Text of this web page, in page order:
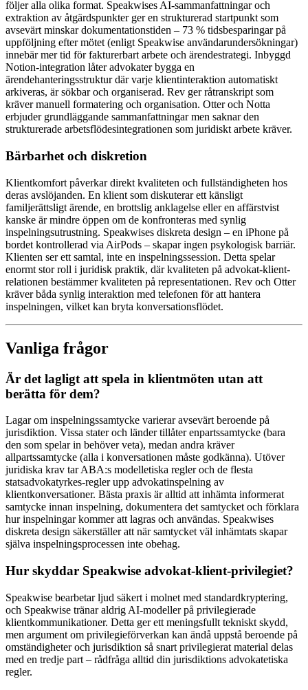
följer alla olika format. Speakwises AI-sammanfattningar och
extraktion av åtgärdspunkter ger en strukturerad startpunkt som
avsevärt minskar dokumentationstiden – 73 % tidsbesparingar på
uppföljning efter mötet (enligt Speakwise användarundersökningar)
innebär mer tid för fakturerbart arbete och ärendestrategi. Inbyggd
Notion-integration låter advokater bygga en
ärendehanteringsstruktur där varje klientinteraktion automatiskt
arkiveras, är sökbar och organiserad. Rev ger råtranskript som
kräver manuell formatering och organisation. Otter och Notta
erbjuder grundläggande sammanfattningar men saknar den
strukturerade arbetsflödesintegrationen som juridiskt arbete kräver.
Bärbarhet och diskretion
Klientkomfort påverkar direkt kvaliteten och fullständigheten hos
deras avslöjanden. En klient som diskuterar ett känsligt
familjerättsligt ärende, en brottslig anklagelse eller en affärstvist
kanske är mindre öppen om de konfronteras med synlig
inspelningsutrustning. Speakwises diskreta design – en iPhone på
bordet kontrollerad via AirPods – skapar ingen psykologisk barriär.
Klienten ser ett samtal, inte en inspelningssession. Detta spelar
enormt stor roll i juridisk praktik, där kvaliteten på advokat-klient-
relationen bestämmer kvaliteten på representationen. Rev och Otter
kräver båda synlig interaktion med telefonen för att hantera
inspelningen, vilket kan bryta konversationsflödet.
Vanliga frågor
Är det lagligt att spela in klientmöten utan att
berätta för dem?
Lagar om inspelningssamtycke varierar avsevärt beroende på
jurisdiktion. Vissa stater och länder tillåter enpartssamtycke (bara
den som spelar in behöver veta), medan andra kräver
allpartssamtycke (alla i konversationen måste godkänna). Utöver
juridiska krav tar ABA:s modelletiska regler och de flesta
statsadvokatyrkes-regler upp advokatinspelning av
klientkonversationer. Bästa praxis är alltid att inhämta informerat
samtycke innan inspelning, dokumentera det samtycket och förklara
hur inspelningar kommer att lagras och användas. Speakwises
diskreta design säkerställer att när samtycket väl inhämtats skapar
själva inspelningsprocessen inte obehag.
Hur skyddar Speakwise advokat-klient-privilegiet?
Speakwise bearbetar ljud säkert i molnet med standardkryptering,
och Speakwise tränar aldrig AI-modeller på privilegierade
klientkommunikationer. Detta ger ett meningsfullt tekniskt skydd,
men argument om privilegieförverkan kan ändå uppstå beroende på
omständigheter och jurisdiktion så snart privilegierat material delas
med en tredje part – rådfråga alltid din jurisdiktions advokatetiska
regler.